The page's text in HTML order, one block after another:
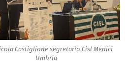
Castiglione segretario Cisl Medici
Umbria